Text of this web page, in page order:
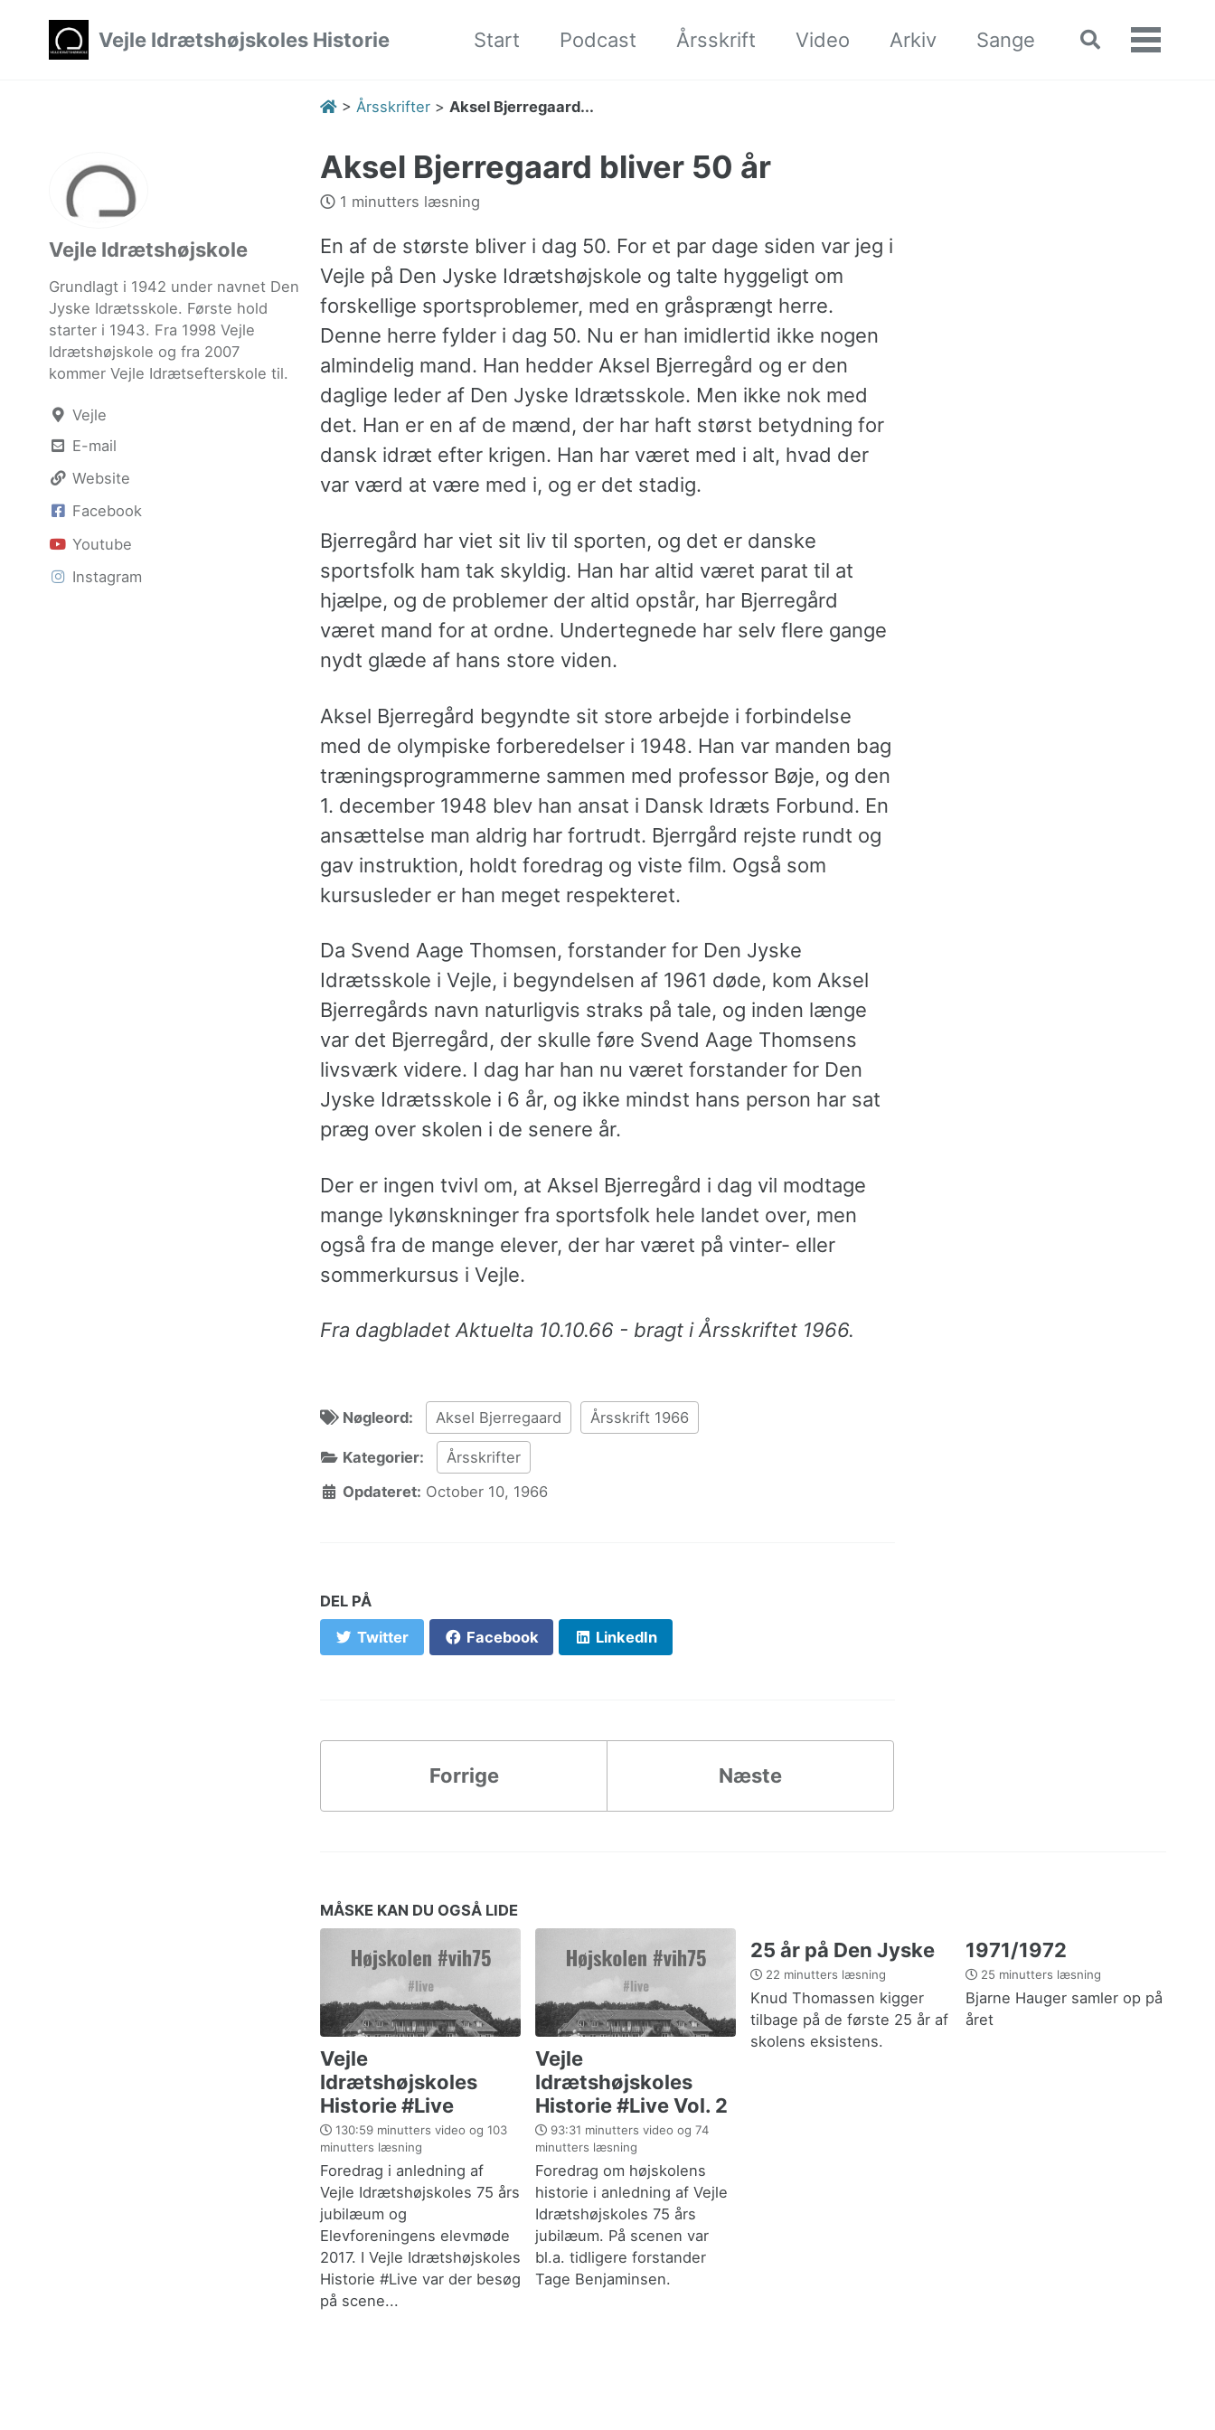
Vejle Idrætshøjskoles Historie Start Podcast Årsskrift Video Arkiv Sange
ToggleVis/
> Årsskrifter > Aksel Bjerregaard...
Vejle Idrætshøjskole
Grundlagt i 1942 under navnet Den
Jyske Idrætsskole. Første hold
starter i 1943. Fra 1998 Vejle
Idrætshøjskole og fra 2007
kommer Vejle Idrætsefterskole til.
Vejle
E-mail
Website
Facebook
Youtube
Instagram
Aksel Bjerregaard bliver 50 år
1 minutters læsning
En af de største bliver i dag 50. For et par dage siden var jeg i
Vejle på Den Jyske Idrætshøjskole og talte hyggeligt om
forskellige sportsproblemer, med en gråsprængt herre.
Denne herre fylder i dag 50. Nu er han imidlertid ikke nogen
almindelig mand. Han hedder Aksel Bjerregård og er den
daglige leder af Den Jyske Idrætsskole. Men ikke nok med
det. Han er en af de mænd, der har haft størst betydning for
dansk idræt efter krigen. Han har været med i alt, hvad der
var værd at være med i, og er det stadig.
Bjerregård har viet sit liv til sporten, og det er danske
sportsfolk ham tak skyldig. Han har altid været parat til at
hjælpe, og de problemer der altid opstår, har Bjerregård
været mand for at ordne. Undertegnede har selv flere gange
nydt glæde af hans store viden.
Aksel Bjerregård begyndte sit store arbejde i forbindelse
med de olympiske forberedelser i 1948. Han var manden bag
træningsprogrammerne sammen med professor Bøje, og den
1. december 1948 blev han ansat i Dansk Idræts Forbund. En
ansættelse man aldrig har fortrudt. Bjerrgård rejste rundt og
gav instruktion, holdt foredrag og viste film. Også som
kursusleder er han meget respekteret.
Da Svend Aage Thomsen, forstander for Den Jyske
Idrætsskole i Vejle, i begyndelsen af 1961 døde, kom Aksel
Bjerregårds navn naturligvis straks på tale, og inden længe
var det Bjerregård, der skulle føre Svend Aage Thomsens
livsværk videre. I dag har han nu været forstander for Den
Jyske Idrætsskole i 6 år, og ikke mindst hans person har sat
præg over skolen i de senere år.
Der er ingen tvivl om, at Aksel Bjerregård i dag vil modtage
mange lykønskninger fra sportsfolk hele landet over, men
også fra de mange elever, der har været på vinter- eller
sommerkursus i Vejle.
Fra dagbladet Aktuelta 10.10.66 - bragt i Årsskriftet 1966.
Nøgleord: Aksel Bjerregaard Årsskrift 1966
Kategorier:
Årsskrifter
Opdateret: October 10, 1966
DEL PÅ
Twitter Facebook LinkedIn
Forrige Næste
MÅSKE KAN DU OGSÅ LIDE
Vejle
Idrætshøjskoles
Historie #Live
130:59 minutters video og 103
minutters læsning
Foredrag i anledning af
Vejle Idrætshøjskoles 75 års
jubilæum og
Elevforeningens elevmøde
2017. I Vejle Idrætshøjskoles
Historie #Live var der besøg
på scene...
Vejle
Idrætshøjskoles
Historie #Live Vol. 2
93:31 minutters video og 74
minutters læsning
Foredrag om højskolens
historie i anledning af Vejle
Idrætshøjskoles 75 års
jubilæum. På scenen var
bl.a. tidligere forstander
Tage Benjaminsen.
25 år på Den Jyske
22 minutters læsning
Knud Thomassen kigger
tilbage på de første 25 år af
skolens eksistens.
1971/1972
25 minutters læsning
Bjarne Hauger samler op på
året